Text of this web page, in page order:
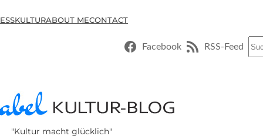
ESSKULTURABOUT MECONTACT
Facebook RSS-Feed
"Kultur macht glücklich"